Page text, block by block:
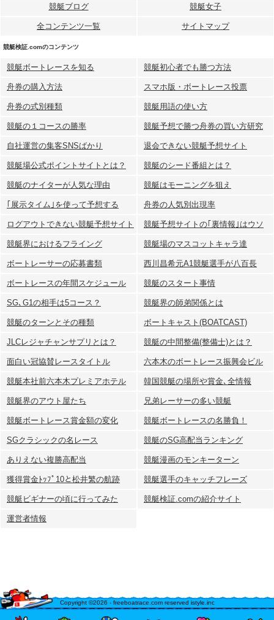
競艇ブログ 競艇女子
全コンテンツ一覧 サイトマップ
競艇検証.comのコンテンツ
競艇ボートレースを知る 競艇初心者でも勝つ方法
舟券の購入方法 スマホ版・ボートレース投票
舟券の式別種類 競艇用語の使い方
競艇の１コースの勝率 競艇予想で勝つ舟券の買い方研究
自社運営の集客SNSばかり 退会できない競艇予想サイト
競艇場公式ポイントサイトとは？ 競艇のシード番組とは？
競艇のナイターが人気な理由 競艇はモーニングを狙え
｢展示タイム｣を使って予想する 舟券の人気別出現率
ログアウトできない競艇予想サイト 競艇予想サイトの｢裏情報｣はウソ
競艇界におけるフライング 競艇場のマスコットキャラ達
ボートレーサーの応募書類 西川昌希元A1競艇選手が八百長
ボートレースの年間スケジュール 競艇のスタート事情
SG､G1の相手は5コース？ 競艇界の師弟関係とは
競艇のターンとその種類 ボートキャスト(BOATCAST)
JLCレジャチャンサプリとは？ 競艇の中間整備(整備士)とは？
面白い冠協賛レースタイトル 六本木のボートレース振興会ビル
競艇本社前六本木プレミアホテル 韓国競艇の場所や賞金､全情報
競艇界のアウト屋たち 兄弟レーサーの多い競艇
競艇ボートレース賞金額の変化 競艇ボートレースの名勝負！
SGクラシックの名レース 競艇のSG高配当ランキング
ありえない複勝高配当 競艇漫画のモンキーターン
獲得賞金ﾄｯﾌﾟ10と松井繁の航跡 競艇選手のキャッチフレーズ
競艇ビギナーの頃に行ってみた 競艇検証.comの紹介サイト
運営者情報
Copyright ©2026 - freeboatrace.com reserved istyle.inc